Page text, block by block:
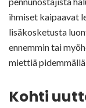
ihmiset kaipaavat
lisäkosketusta
ennemmin tai
miettiä
Kohti